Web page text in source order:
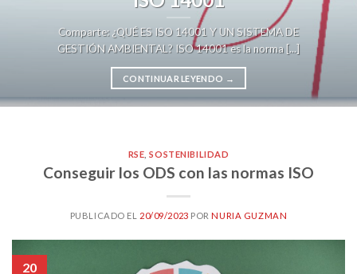
Comparte: ¿QUÉ ES ISO 14001 Y UN SISTEMA DE
GESTIÓN AMBIENTAL? ISO 14001 es la norma [...]
CONTINUAR LEYENDO →
RSE ,SOSTENIBILIDAD
Conseguir los ODS con las normas ISO
PUBLICADO EL 20/09/2023 PORNURIA GUZMAN
20